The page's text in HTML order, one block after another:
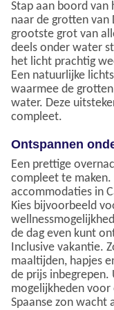
Stap aan boord
naar de grotten van
grootste grot van
deels onder water
het licht prachtig
Een natuurlijke
waarmee de
water. Deze
compleet.
Ontspannen
Een prettige
compleet te maken.
accommodaties in
Kies bijvoorbeeld
de dag even kunt
Inclusive vakantie.
maaltijden, hapjes
de prijs inbegrepen.
mogelijkheden voor
Spaanse zon wacht